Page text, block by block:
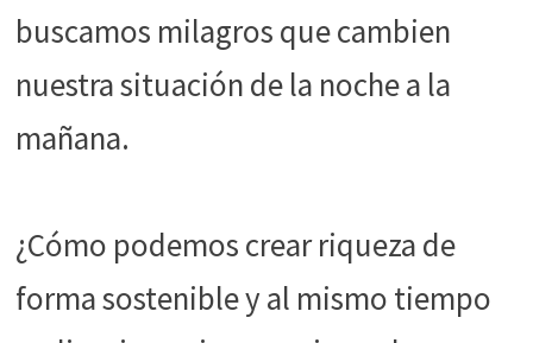
buscamos milagros que cambien
nuestra situación de la noche a la
mañana.
¿Cómo podemos crear riqueza de
forma sostenible y al mismo tiempo
mejorar la
y estructura
base a cómo
Experiencia
nuestra web
funcione lo